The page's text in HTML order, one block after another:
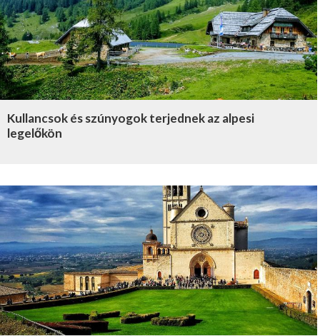
Kullancsok és szúnyogok terjednek az alpesi
legelőkön